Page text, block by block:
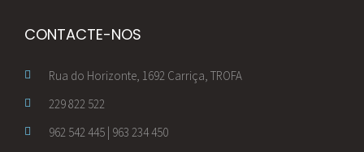
CONTACTE-NOS
Rua do Horizonte, 1692 Carriça, TROFA
229 822 522
962 542 445 | 963 234 450